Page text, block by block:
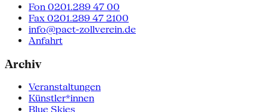
Fon 0201.289 47 00
Fax 0201.289 47 2100
info@pact-zollverein.de
Anfahrt
Archiv
Veranstaltungen
Künstler*innen
Blue Skies